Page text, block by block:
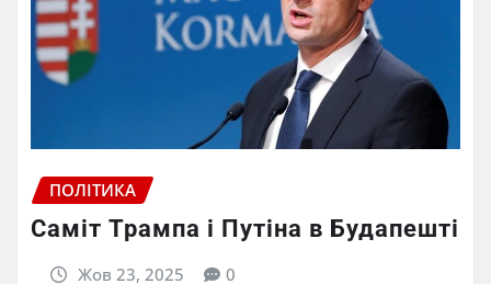
ПОЛІТИКА
Саміт Трампа і Путіна в Будапешті
Жов 23, 2025 0